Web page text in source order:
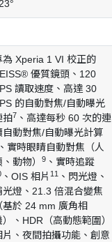
為 Xperia 1 VI 校正的
優質鏡頭、120
讀取速度、高達 30
的自動對焦/自動曝光
拍7 、高達每秒 60 次的連
自動對焦/自動曝光計算
、實時眼睛自動對焦（人
動物）
9 、實時追蹤
、OIS 相片 11 、閃光燈、
光燈、21.3 倍混合變焦
基於 24 mm 廣角相
）、HDR（高動態範圍）
片、夜間拍攝功能、創意